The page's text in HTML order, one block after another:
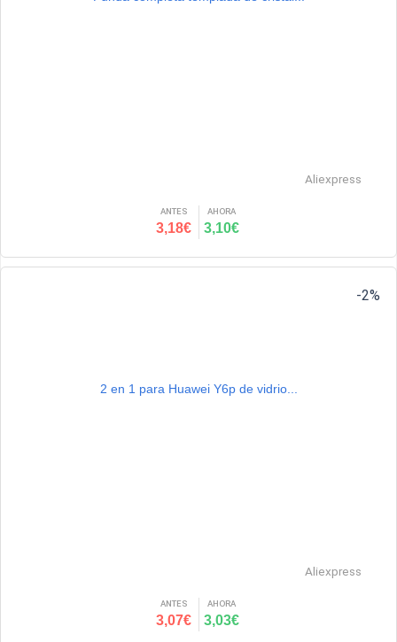
Aliexpress
ANTES
3,18€
AHORA
3,10€
2 en 1 para Huawei Y6p de vidrio...
Aliexpress
ANTES
3,07€
AHORA
3,03€
-2%